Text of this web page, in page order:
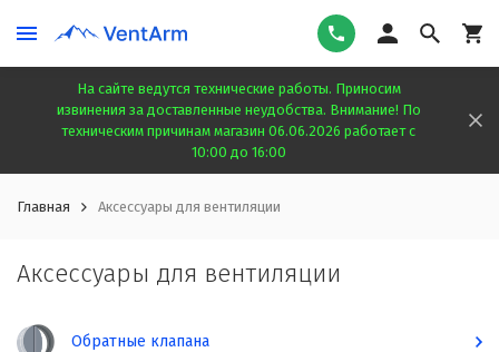
На сайте ведутся технические работы. Приносим
извинения за доставленные неудобства. Внимание! По
техническим причинам магазин 06.06.2026 работает с
10:00 до 16:00
Главная Аксессуары для вентиляции
Аксессуары для вентиляции
Обратные клапана